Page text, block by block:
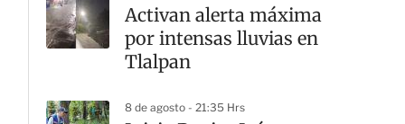
Activan alerta máxima
por intensas lluvias en
Tlalpan
8 de agosto - 21:35 Hrs